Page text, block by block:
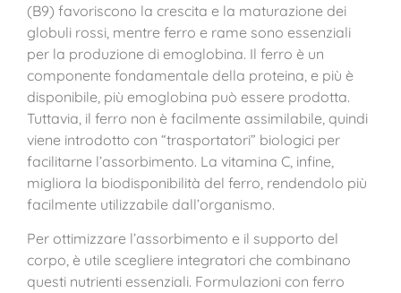
(B9) favoriscono la crescita e la maturazione dei
globuli rossi, mentre ferro e rame sono essenziali
per la produzione di emoglobina. Il ferro è un
componente fondamentale della proteina, e più è
disponibile, più emoglobina può essere prodotta.
Tuttavia, il ferro non è facilmente assimilabile, quindi
viene introdotto con “trasportatori” biologici per
facilitarne l’assorbimento. La vitamina C, infine,
migliora la biodisponibilità del ferro, rendendolo più
facilmente utilizzabile dall’organismo.
Per ottimizzare l’assorbimento e il supporto del
corpo, è utile scegliere integratori che combinano
questi nutrienti essenziali. Formulazioni con ferro